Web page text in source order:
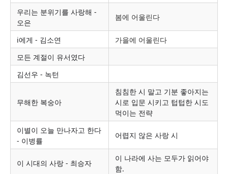
우리는 분위기를 사랑해 -
오은
봄에 어울린다
i에게 - 김소연
가을에 어울린다
모든 계절이 유서였다
김선우 - 녹턴
무해한 복숭아
침침한 시 말고 기분 좋아지는
시로 입문 시키고 텁텁한 시도
먹이는 전략
이별이 오늘 만나자고 한다
- 이병률
어렵지 않은 사랑 시
이 시대의 사랑 - 최승자
이 나라에 사는 모두가 읽어야
함.